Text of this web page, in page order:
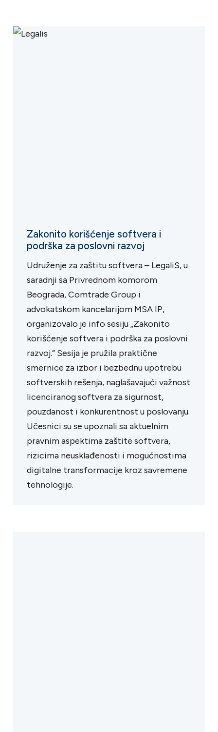
Zakonito korišćenje softvera i
podrška za poslovni razvoj
Udruženje za zaštitu softvera – LegaliS, u
saradnji sa Privrednom komorom
Beograda, Comtrade Group i
advokatskom kancelarijom MSA IP,
organizovalo je info sesiju „Zakonito
korišćenje softvera i podrška za poslovni
razvoj.“ Sesija je pružila praktične
smernice za izbor i bezbednu upotrebu
softverskih rešenja, naglašavajući važnost
licenciranog softvera za sigurnost,
pouzdanost i konkurentnost u poslovanju.
Učesnici su se upoznali sa aktuelnim
pravnim aspektima zaštite softvera,
rizicima neusklađenosti i mogućnostima
digitalne transformacije kroz savremene
tehnologije.